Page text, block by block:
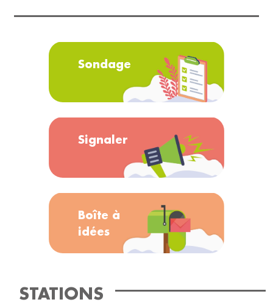
Sondage
Signaler
Boîte à
idées
STATIONS